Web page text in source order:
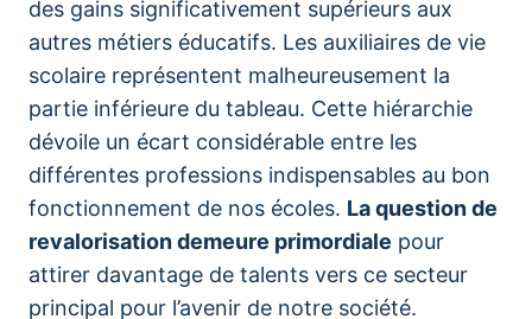
des gains significativement supérieurs aux
autres métiers éducatifs. Les auxiliaires de vie
scolaire représentent malheureusement la
partie inférieure du tableau. Cette hiérarchie
dévoile un écart considérable entre les
différentes professions indispensables au bon
fonctionnement de nos écoles. La question de
revalorisation demeure primordiale pour
attirer davantage de talents vers ce secteur
principal pour l’avenir de notre société.